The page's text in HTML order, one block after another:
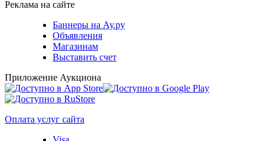
Реклама на сайте
Баннеры на Ау.ру
Объявления
Магазинам
Выставить счет
Приложение Аукциона
Оплата услуг сайта